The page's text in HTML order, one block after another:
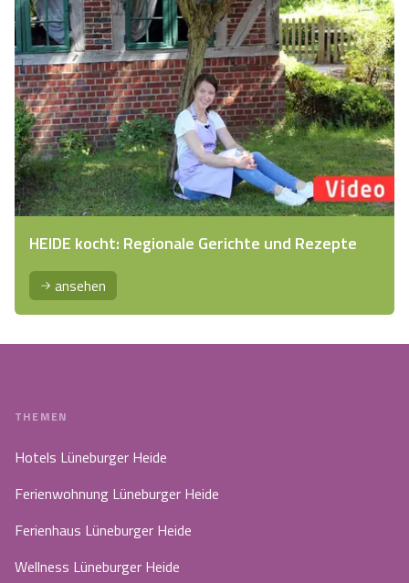
HEIDE kocht: Regionale Gerichte und Rezepte
ansehen
THEMEN
Hotels Lüneburger Heide
Ferienwohnung Lüneburger Heide
Ferienhaus Lüneburger Heide
Wellness Lüneburger Heide